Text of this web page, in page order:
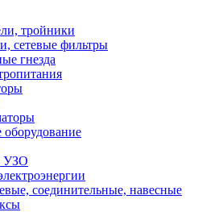
тройники
сетевые фильтры
гнезда
УЗО
соединительные, навесные